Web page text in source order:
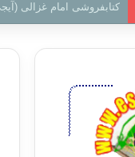
سر دفتر فساد در زمین‌،